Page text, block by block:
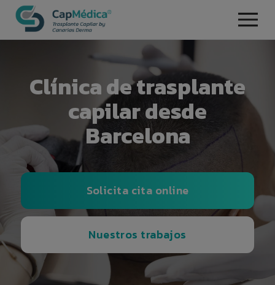
Clínica de trasplante
capilar desde
Barcelona
Solicita cita online
Nuestros trabajos